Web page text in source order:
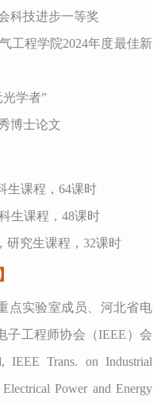
科技进步一等奖
工程学院2024年度最佳新
光学者”
博士论文
生课程，64课时
生课程，48课时
研究生课程，32课时
点实验室成员、河北省电
子工程师协会（IEEE）会
IEEE Trans. on Industrial
Power and Energy